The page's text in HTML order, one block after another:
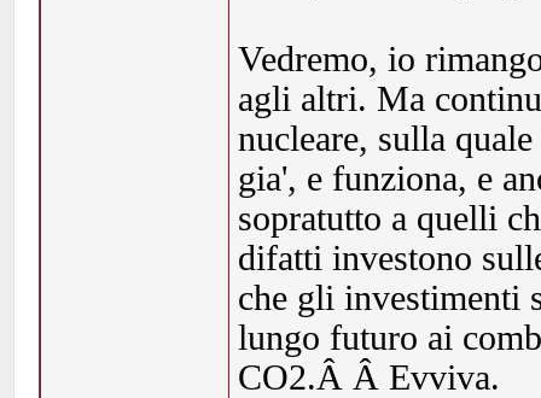
Vedremo, io
agli altri. Ma
nucleare, sulla
gia', e funziona, e
sopratutto a quelli
difatti investono
che gli investimenti
lungo futuro ai
CO2.Â Â Evviva.